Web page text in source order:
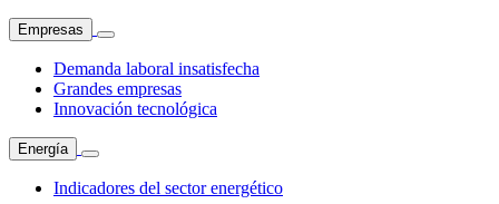
Empresas
Demanda laboral insatisfecha
Grandes empresas
Innovación tecnológica
Energía
Indicadores del sector energético